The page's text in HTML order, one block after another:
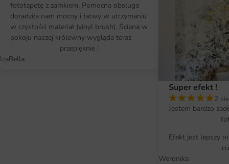
fototapetę z zamkiem. Pomocna obsługa
doradziła nam mocny i łatwy w utrzymaniu
w czystości materiał (vinyl brush). Ściana w
pokoju naszej królewny wygląda teraz
przepięknie !
IzaBella
Super efekt !
2
Jestem bardzo
Efekt jest lepszy
Weronika